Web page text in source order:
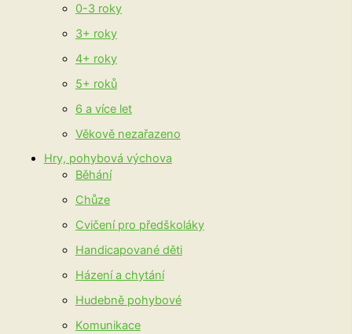
0-3 roky
3+ roky
4+ roky
5+ roků
6 a více let
Věkově nezařazeno
Hry, pohybová výchova
Běhání
Chůze
Cvičení pro předškoláky
Handicapované děti
Házení a chytání
Hudebně pohybové
Komunikace